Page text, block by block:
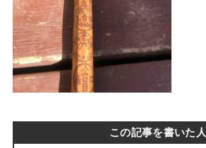
この記事を書いた人